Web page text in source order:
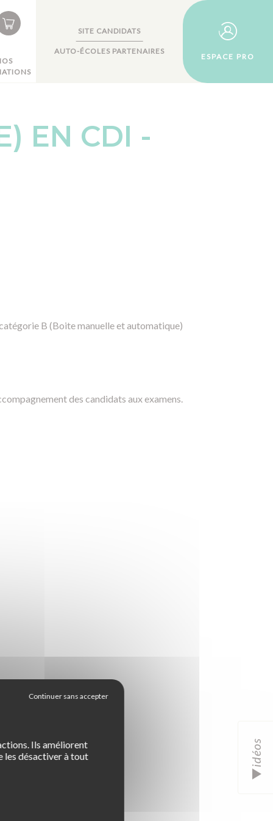
SITE CANDIDATS
AUTO-ÉCOLES PARTENAIRES
ESPACE PRO
EN CDI -
B (Boite manuelle et automatique)
des candidats aux examens.
idéos
Ils améliorent
les désactiver à tout